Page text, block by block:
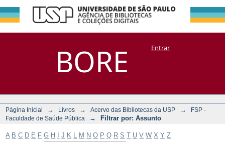
BORE
Filtrar por:
Assunto
DSpace/Manakin + CoriscoEntrar
Página Inicial → Livros → Acervo das Bibliotecas da USP →
FSP -
Faculdade de Saúde Pública
→ Filtrar por: Assunto
A B C D E F G H J K M N O P Q R S T U V W X Y Z